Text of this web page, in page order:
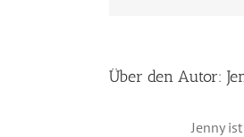
Über den Autor:
Jenny